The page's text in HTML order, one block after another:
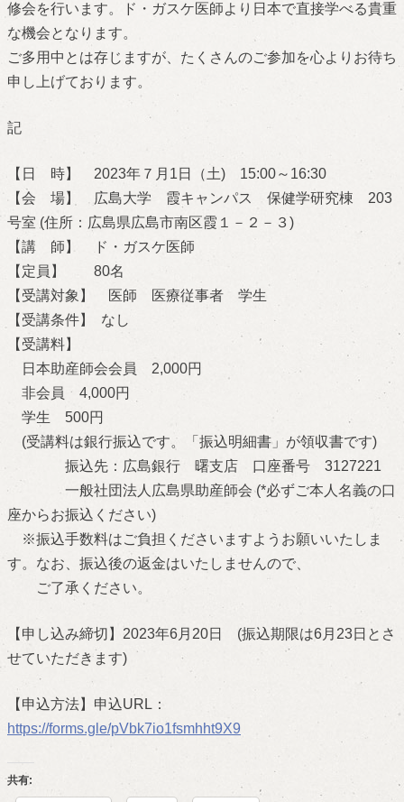
修会を行います。ド・ガスケ医師より日本で直接学べる貴重
な機会となります。
ご多用中とは存じますが、たくさんのご参加を心よりお待ち
申し上げております。
記
【日 時】 2023年７月1日（土) 15:00～16:30
【会 場】 広島大学 霞キャンパス 保健学研究棟 203
号室 (住所：広島県広島市南区霞１－２－３)
【講 師】 ド・ガスケ医師
【定員】 80名
【受講対象】 医師 医療従事者 学生
【受講条件】 なし
【受講料】
日本助産師会会員 2,000円
非会員 4,000円
学生 500円
(受講料は銀行振込です。「振込明細書」が領収書です)
振込先：広島銀行 曙支店 口座番号 3127221
一般社団法人広島県助産師会 (*必ずご本人名義の口
座からお振込ください)
※振込手数料はご負担くださいますようお願いいたしま
す。なお、振込後の返金はいたしませんので、
ご了承ください。
【申し込み締切】2023年6月20日 (振込期限は6月23日とさ
せていただきます)
【申込方法】申込URL：
https://forms.gle/pVbk7io1fsmhht9X9
共有: